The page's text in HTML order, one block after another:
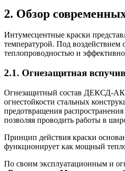
2. Обзор
Интумесцентные краски
температурой. Под воздействием
теплопроводностью и эффективно
2.1. Огнезащитная
Огнезащитный состав ДЕКСД-АК-
огнестойкости стальных
предотвращения
позволяя проводить работы в
Принцип действия краски
функционирует как мощный
По своим эксплуатационным и